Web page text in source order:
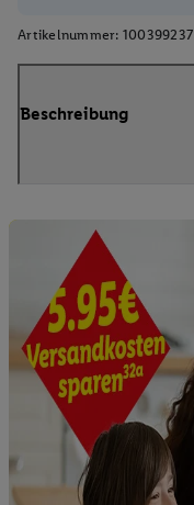
Artikelnummer: 100399237
Beschreibung